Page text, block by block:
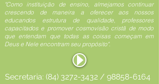
"Como instituição de ensino, almejamos continuar
crescendo de maneira a oferecer aos nossos
educandos estrutura de qualidade, professores
capacitados e promover cosmovisão cristã de modo
que entendam que todas as coisas começam em
Deus e Nele encontram seu propósito".
Secretaria: (84) 3272-3432 / 98858-6164